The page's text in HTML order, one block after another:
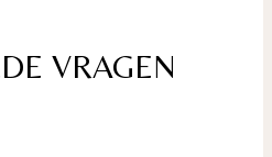
VRAGEN